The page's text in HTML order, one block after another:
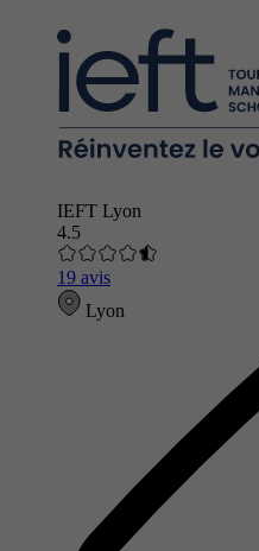
IEFT Lyon
4.5
19 avis
Lyon